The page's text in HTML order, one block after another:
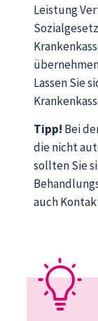
Leistung
Lassen Sie
Tipp! Bei
die nicht
sollten Sie
auch